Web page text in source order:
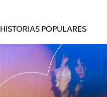
HISTORIAS POPULARES